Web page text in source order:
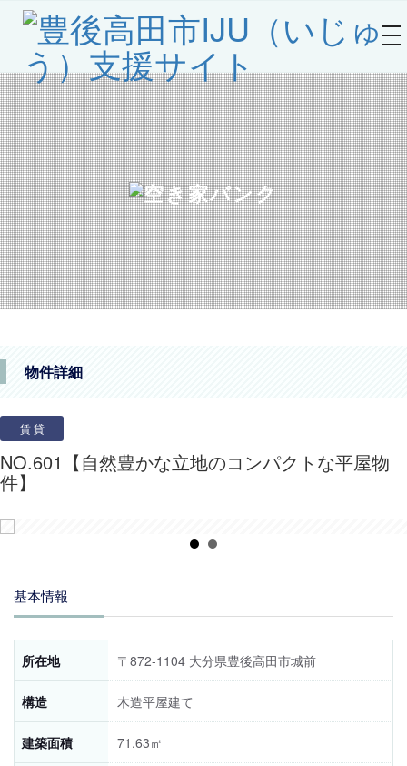
物件詳細
賃 貸
NO.601【自然豊かな立地のコンパクトな平屋物
件】
基本情報
所在地 〒872-1104 大分県豊後高田市城前
構造 木造平屋建て
建築面積 71.63㎡